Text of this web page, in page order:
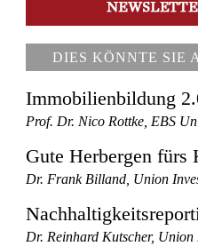
DIES KÖNNTE SIE
Immobilienbildung
Prof. Dr. Nico Rottke, EBS
Gute Herbergen fürs
Dr. Frank Billand, Union
Dr. Reinhard Kutscher, Union